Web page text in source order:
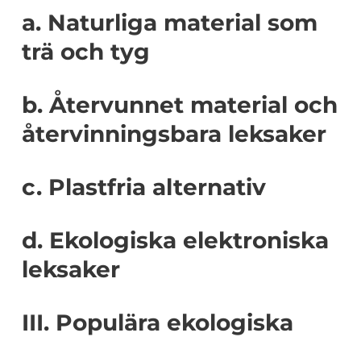
a. Naturliga material som
trä och tyg
b. Återvunnet material och
återvinningsbara leksaker
c. Plastfria alternativ
d. Ekologiska elektroniska
leksaker
III. Populära ekologiska